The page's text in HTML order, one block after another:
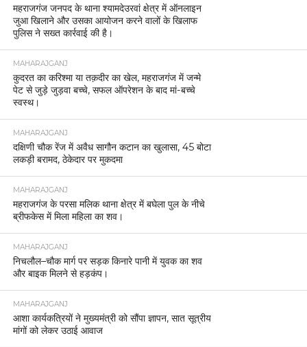
महराजगंज जनपद के थाना श्यामदेउरवां क्षेत्र में ऑनलाइन
जुआ खिलाने और उसका आयोजन करने वालों के खिलाफ
पुलिस ने सख्त कार्रवाई की है।
MAHARAJGANJ
कुदरत का करिश्मा या तक़दीर का खेल, महराजगंज में जन्मे
पेट से जुड़े जुड़वा बच्चे, सफल ऑपरेशन के बाद मां-बच्चे
स्वस्थ।
MAHARAJGANJ
दक्षिणी चौक रेंज में अवैध सागौन कटान का खुलासा, 45 बोटा
लकड़ी बरामद, ठेकेदार पर मुकदमा
MAHARAJGANJ
महराजगंज के परसा मलिक थाना क्षेत्र में बघेला पुल के नीचे
ब्रीफकेस में मिला महिला का शव।
MAHARAJGANJ
निचलौल–चौक मार्ग पर सड़क किनारे पानी में युवक का शव
और बाइक मिलने से हड़कंप।
MAHARAJGANJ
आशा कार्यकत्रियों ने मुख्यमंत्री को सौंपा ज्ञापन, सात सूत्रीय
मांगों को लेकर उठाई आवाज